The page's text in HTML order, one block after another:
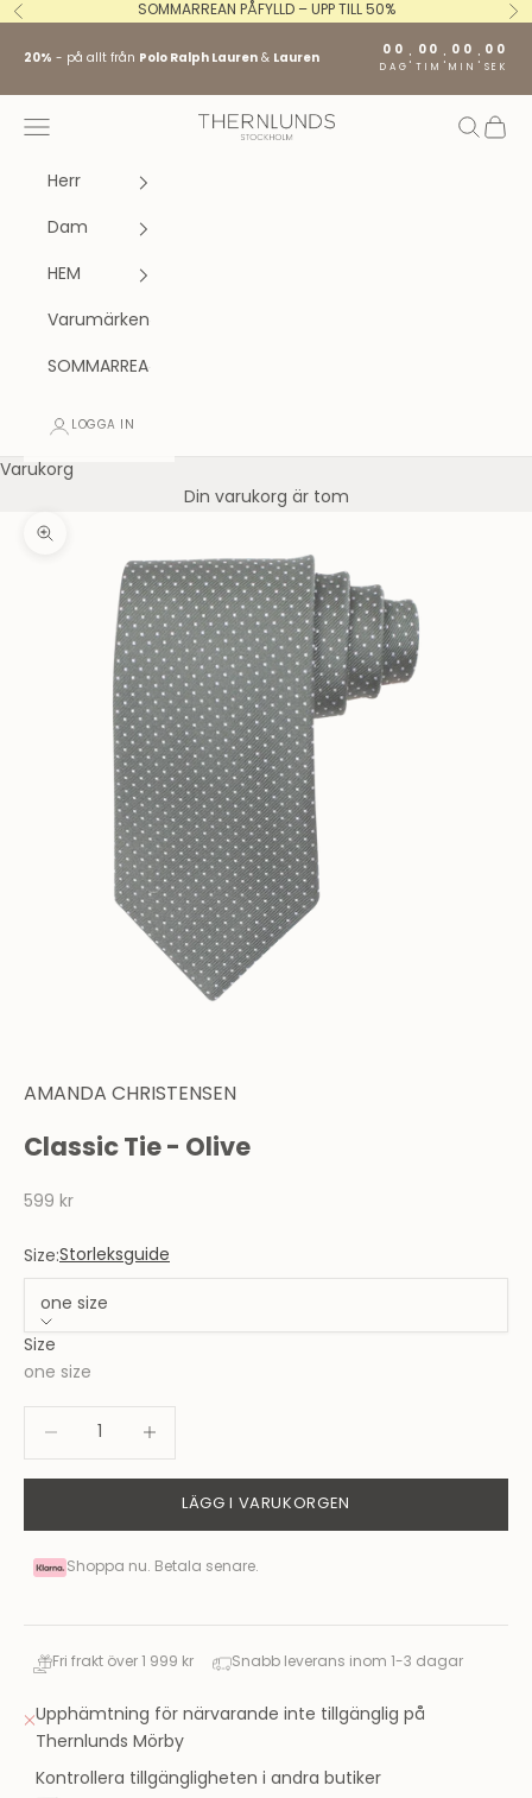
Hoppa till innehållet
Föregående SOMMARREAN PÅFYLLD – UPP TILL 50%
20% - på allt från Polo Ralph Lauren & Lauren
00
DAG : 00
TIM : 00
MIN : 00
SEK
Stockholm fashion agency AB
Öppna navigeringsmenyn Öppna
Herr
Dam
HEM
Varumärken
SOMMARREA
LOGGA IN
Varukorg
Din varukorg är tom
Zooma
AMANDA CHRISTENSEN
Classic Tie - Olive
REA-pris
599 kr
Size:Storleksguide
one size
Size
one size
LÄGG I VARUKORGEN
Shoppa nu. Betala senare.
Fri frakt över 1 999 kr Snabb leverans inom 1-3 dagar
Upphämtning för närvarande inte tillgänglig på
Thernlunds Mörby
Kontrollera tillgängligheten i andra butiker